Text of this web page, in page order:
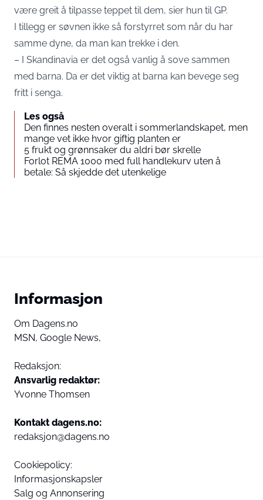
være greit å tilpasse teppet til dem, sier hun til GP.
I tillegg er søvnen ikke så forstyrret som når du har
samme dyne, da man kan trekke i den.
– I Skandinavia er det også vanlig å sove sammen
med barna. Da er det viktig at barna kan bevege seg
fritt i senga.
Les også
Den finnes nesten overalt i sommerlandskapet, men
mange vet ikke hvor giftig planten er
5 frukt og grønnsaker du aldri bør skrelle
Forlot REMA 1000 med full handlekurv uten å
betale: Så skjedde det utenkelige
Informasjon
Om Dagens.no
MSN, Google News,
Redaksjon:
Ansvarlig redaktør:
Yvonne Thomsen
Kontakt dagens.no:
redaksjon@dagens.no
Cookiepolicy:
Informasjonskapsler
Salg og Annonsering